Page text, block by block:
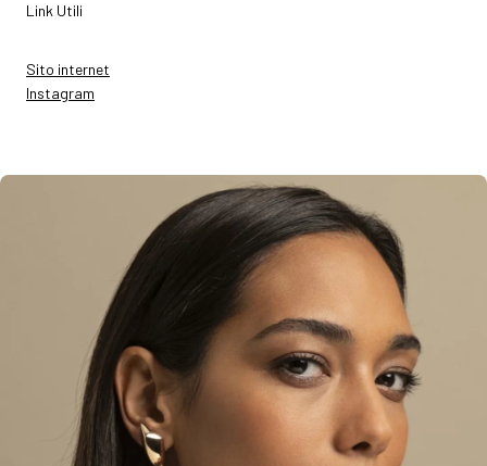
Link Utili
Sito internet
Instagram